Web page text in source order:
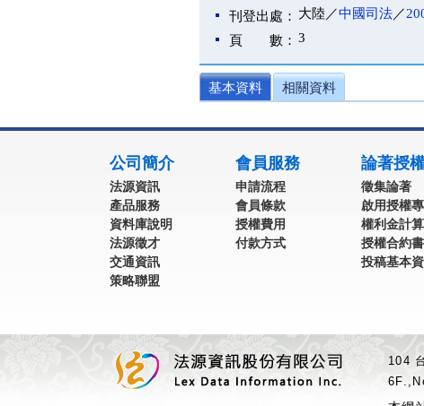
刊登出處： 大陸／中國司法／
頁 數： 3
基本資料 相關資料
公司簡介
法源資訊
產品服務
資料庫說明
法源徵才
交通資訊
策略聯盟
會員服務
申請流程
會員條款
授權費用
付款方式
論著授
徵集論著
啟用授權
權利金計
授權合約
投稿基本
104